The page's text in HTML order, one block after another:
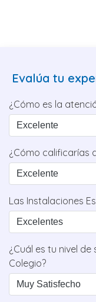
Evalúa tu
¿Cómo es la
¿Cómo calificarías
Las Instalaciones
¿Cuál es tu nivel
Colegio?